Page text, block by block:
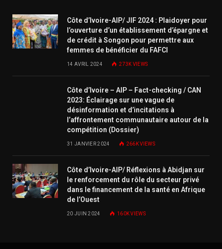
Côte d’Ivoire-AIP/ JIF 2024 : Plaidoyer pour
l’ouverture d’un établissement d’épargne et
de crédit à Songon pour permettre aux
femmes de bénéficier du FAFCI
14 AVRIL 2024 273K VIEWS
Côte d’Ivoire – AIP – Fact-checking / CAN
2023: Éclairage sur une vague de
désinformation et d’incitations à
l’affrontement communautaire autour de la
compétition (Dossier)
31 JANVIER 2024 266KVIEWS
Côte d’Ivoire-AIP/ Réflexions à Abidjan sur
le renforcement du rôle du secteur privé
dans le financement de la santé en Afrique
de l’Ouest
20 JUIN 2024 160KVIEWS